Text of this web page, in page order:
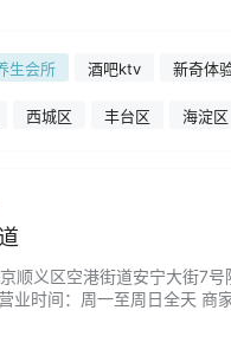
生会所 酒吧ktv 新奇体
西城区 丰台区 海淀区
顺义区空港街道安宁大街
业时间：周一至周日全天 商